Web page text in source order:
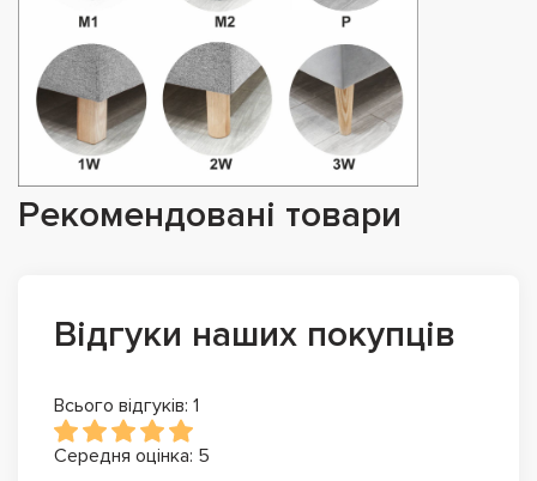
Рекомендовані товари
Відгуки наших покупців
Всього відгуків: 1
Середня оцінка: 5